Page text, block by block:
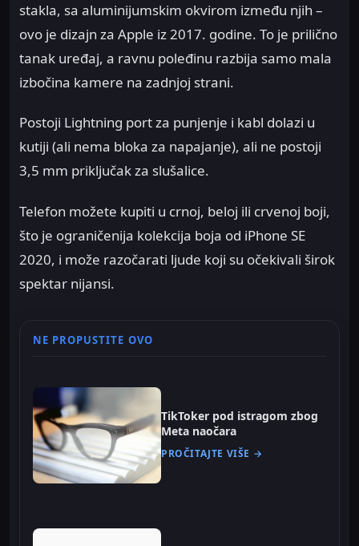
stakla, sa aluminijumskim okvirom između njih –
ovo je dizajn za Apple iz 2017. godine. To je prilično
tanak uređaj, a ravnu poleđinu razbija samo mala
izbočina kamere na zadnjoj strani.
Postoji Lightning port za punjenje i kabl dolazi u
kutiji (ali nema bloka za napajanje), ali ne postoji
3,5 mm priključak za slušalice.
Telefon možete kupiti u crnoj, beloj ili crvenoj boji,
što je ograničenija kolekcija boja od iPhone SE
2020, i može razočarati ljude koji su očekivali širok
spektar nijansi.
NE PROPUSTITE OVO
TikToker pod istragom zbog
Meta naočara
PROČITAJTE VIŠE →